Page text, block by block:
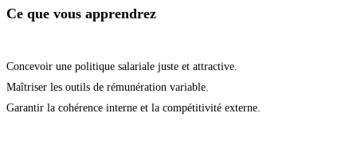
Ce que vous apprendrez
Concevoir une politique salariale juste et attractive.
Maîtriser les outils de rémunération variable.
Garantir la cohérence interne et la compétitivité externe.